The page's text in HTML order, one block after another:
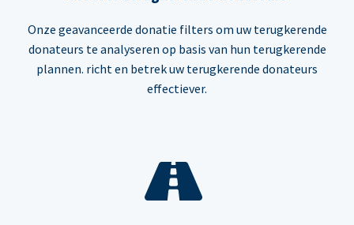
Onze geavanceerde donatie filters om uw terugkerende
donateurs te analyseren op basis van hun terugkerende
plannen. richt en betrek uw terugkerende donateurs
effectiever.